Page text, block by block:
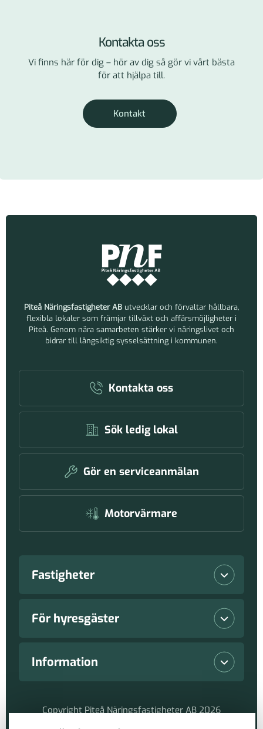
Kontakta oss
Vi finns här för dig – hör av dig så gör vi vårt bästa
för att hjälpa till.
Kontakt
Piteå Näringsfastigheter AButvecklar och förvaltar hållbara,
flexibla lokaler som främjar tillväxt och affärsmöjligheter i
Piteå. Genom nära samarbeten stärker vi näringslivet och
bidrar till långsiktig sysselsättning i kommunen.
Kontakta oss
Sök ledig lokal
Gör en serviceanmälan
Motorvärmare
Fastigheter
Lediga lokaler
För hyresgäster
Vanliga frågor
Information
Copyright Piteå Näringsfastigheter AB 2026